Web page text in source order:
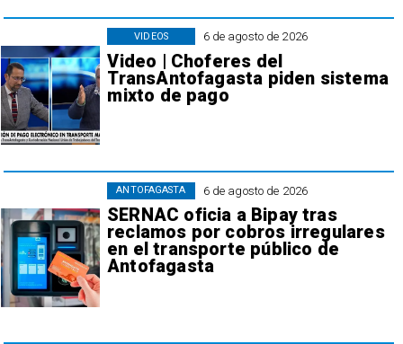
6 de agosto de 2026
Video | Choferes del
TransAntofagasta piden sistema
mixto de pago
VIDEOS
6 de agosto de 2026
SERNAC oficia a Bipay tras
reclamos por cobros irregulares
en el transporte público de
Antofagasta
ANTOFAGASTA